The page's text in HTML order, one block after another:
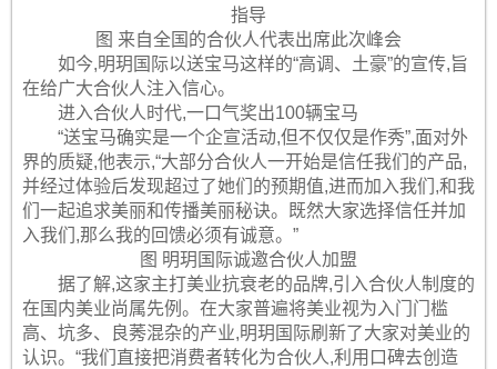
指导
图 来自全国的合伙人代表出席此次峰会
如今,明玥国际以送宝马这样的“高调、土豪”的宣传,旨
在给广大合伙人注入信心。
进入合伙人时代,一口气奖出100辆宝马
“送宝马确实是一个企宣活动,但不仅仅是作秀”,面对外
界的质疑,他表示,“大部分合伙人一开始是信任我们的产品,
并经过体验后发现超过了她们的预期值,进而加入我们,和我
们一起追求美丽和传播美丽秘诀。既然大家选择信任并加
入我们,那么我的回馈必须有诚意。”
图 明玥国际诚邀合伙人加盟
据了解,这家主打美业抗衰老的品牌,引入合伙人制度的
在国内美业尚属先例。在大家普遍将美业视为入门门槛
高、坑多、良莠混杂的产业,明玥国际刷新了大家对美业的
认识。“我们直接把消费者转化为合伙人,利用口碑去创造